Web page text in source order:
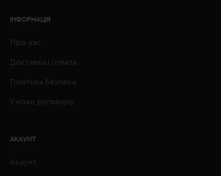
ІНФОРМАЦІЯ
Про нас
Доставка і оплата
Політика безпеки
Умови договору
АКАУНТ
Акаунт